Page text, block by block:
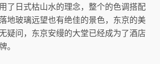
了日式枯山水的理念，整个的色调搭配
地玻璃远望也有绝佳的景色，东京的美
疑问，东京安缦的大堂已经成为了酒店
。